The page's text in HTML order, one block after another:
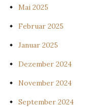
Mai 2025
Februar 2025
Januar 2025
Dezember 2024
November 2024
September 2024